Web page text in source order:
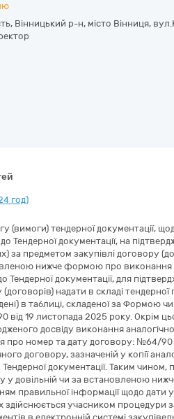
, Вінницький р-н, місто Вінниця,
год)
тендерної документації,
Тендерної документації, на
за предметом закупівлі договору
нижче формою про виконання
Тендерної документації, для
надати в складі тендерної
в таблиці, складеної за Формою
19 листопада 2025 року. Окрім
досвіду виконання
про номер та дату договору: №64/90
договору, зазначеній у копії
документації. Таким
у довільній чи за встановленою
правильної інформації щодо
здійснюється учасником процедури